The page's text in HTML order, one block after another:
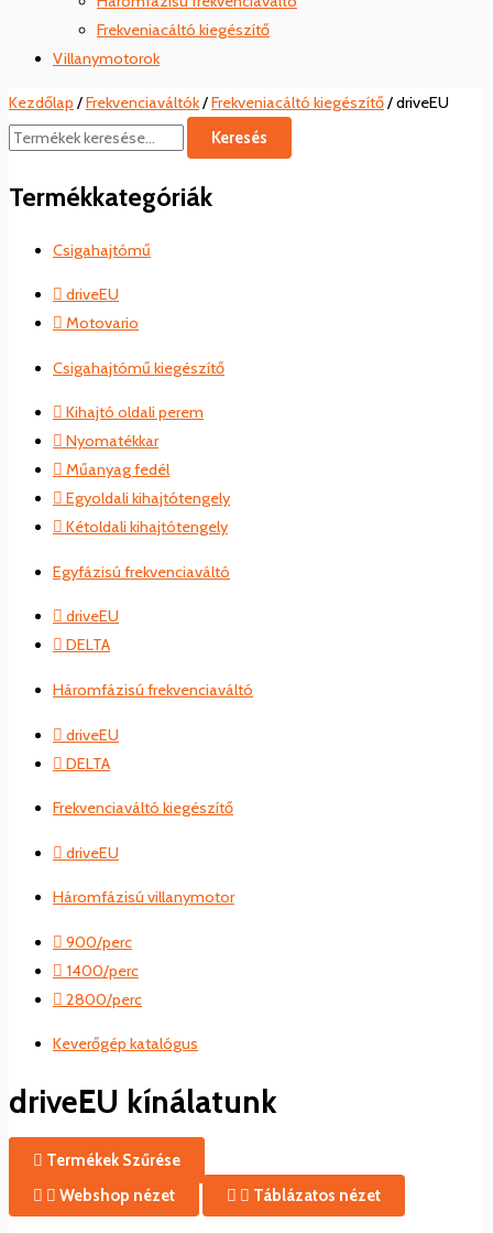
Frekveniacáltó kiegészítő
Villanymotorok
Kezdőlap /Frekvenciaváltók/Frekveniacáltó kiegészítő/ driveEU
Keresés
Termékkategóriák
Csigahajtómű
driveEU
Motovario
Csigahajtómű kiegészítő
Kihajtó oldali perem
Nyomatékkar
Műanyag fedél
Egyoldali kihajtótengely
Kétoldali kihajtótengely
Egyfázisú frekvenciaváltó
driveEU
DELTA
Háromfázisú frekvenciaváltó
driveEU
DELTA
Frekvenciaváltó kiegészítő
driveEU
Háromfázisú villanymotor
900/perc
1400/perc
2800/perc
Keverőgép katalógus
driveEU kínálatunk
Termékek Szűrése
Webshop nézet
Táblázatos nézet